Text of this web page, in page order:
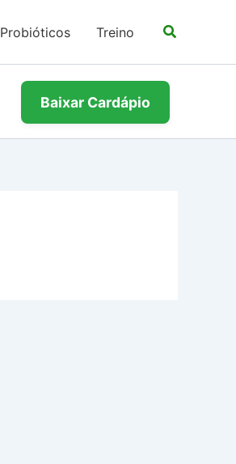
Probióticos Treino
Baixar Cardápio